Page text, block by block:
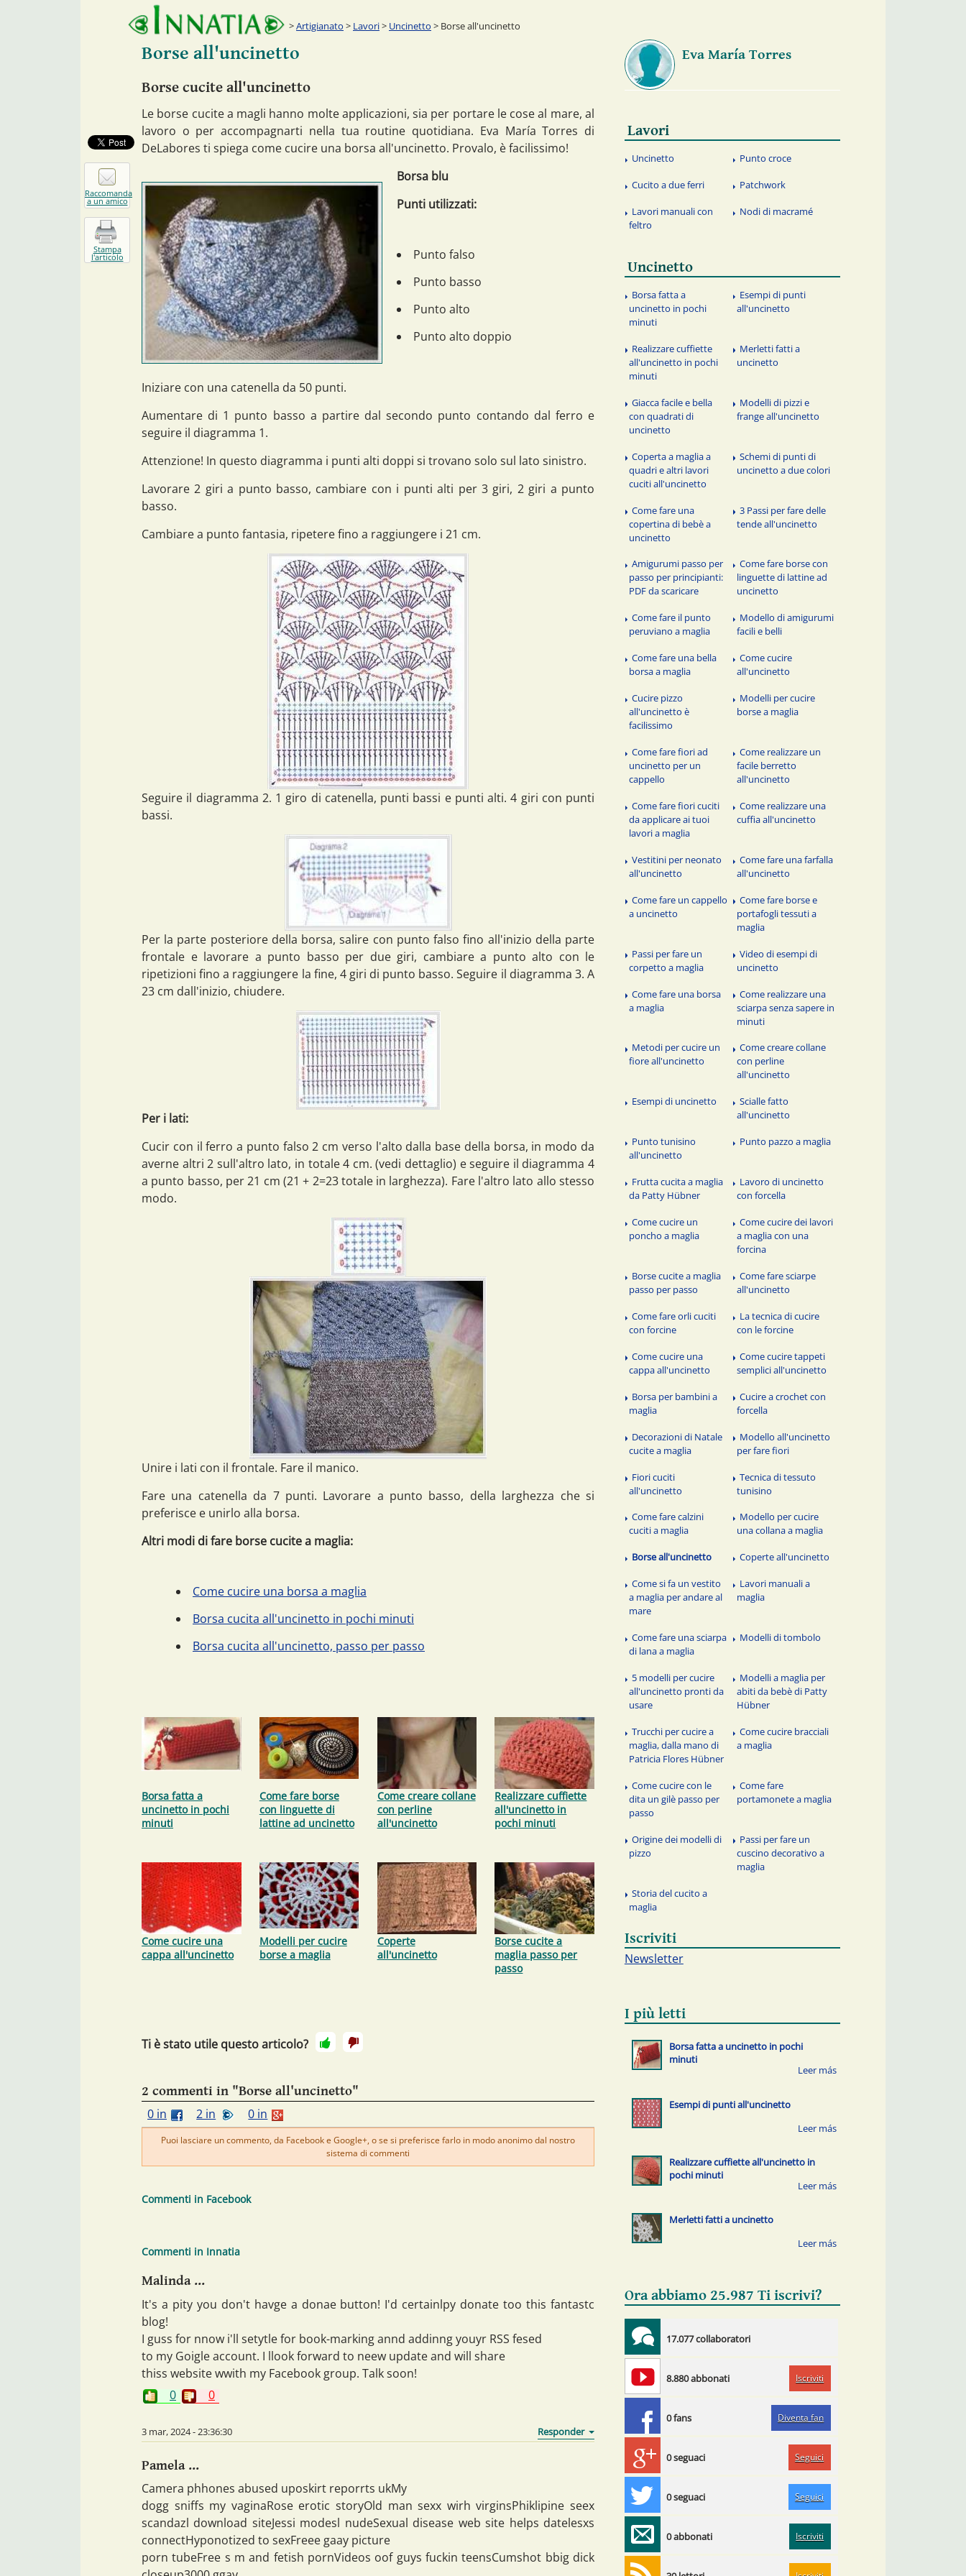
Artigianato > Lavori> Uncinetto > Borse all'uncinetto
Borse all'uncinetto
Borse cucite all'uncinetto
Le borse cucite a magli hanno molte applicazioni, sia per portare le cose al mare, al
lavoro o per accompagnarti nella tua routine quotidiana. Eva María Torres di
DeLabores ti spiega come cucire una borsa all'uncinetto. Provalo, è facilissimo!
Borsa blu
Punti utilizzati:
Punto falso
Punto basso
Punto alto
Punto alto doppio
Iniziare con una catenella da 50 punti.
Aumentare di 1 punto basso a partire dal secondo punto contando dal ferro e
seguire il diagramma 1.
Attenzione! In questo diagramma i punti alti doppi si trovano solo sul lato sinistro.
Lavorare 2 giri a punto basso, cambiare con i punti alti per 3 giri, 2 giri a punto
basso.
Cambiare a punto fantasia, ripetere fino a raggiungere i 21 cm.
Seguire il diagramma 2. 1 giro di catenella, punti bassi e punti alti. 4 giri con punti
bassi.
Per la parte posteriore della borsa, salire con punto falso fino all'inizio della parte
frontale e lavorare a punto basso per due giri, cambiare a punto alto con le
ripetizioni fino a raggiungere la fine, 4 giri di punto basso. Seguire il diagramma 3. A
23 cm dall'inizio, chiudere.
Per i lati:
Cucir con il ferro a punto falso 2 cm verso l'alto dalla base della borsa, in modo da
averne altri 2 sull'altro lato, in totale 4 cm. (vedi dettaglio) e seguire il diagramma 4
a punto basso, per 21 cm (21 + 2=23 totale in larghezza). Fare l'altro lato allo stesso
modo.
Unire i lati con il frontale. Fare il manico.
Fare una catenella da 7 punti. Lavorare a punto basso, della larghezza che si
preferisce e unirlo alla borsa.
Altri modi di fare borse cucite a maglia:
Come cucire una borsa a maglia
Borsa cucita all'uncinetto in pochi minuti
Borsa cucita all'uncinetto, passo per passo
Borsa fatta a
uncinetto in pochi
minuti
Come fare borse
con linguette di
lattine ad uncinetto
Come creare collane
con perline
all'uncinetto
Realizzare cuffiette
all'uncinetto in
pochi minuti
Come cucire una
cappa all'uncinetto
Modelli per cucire
borse a maglia
Coperte
all'uncinetto
Borse cucite a
maglia passo per
passo
Ti è stato utile questo articolo?
2 commenti in "Borse all'uncinetto"
0 in
2 in 0 in
Puoi lasciare un commento, da Facebook e Google+, o se si preferisce farlo in modo anonimo dal nostro
sistema di commenti
Commenti in Facebook
Commenti in Innatia
Malinda ...
It's a pity you don't havge a donae button! I'd certainlpy donate too this fantastc
blog!
I guss for nnow i'll setytle for book-marking annd addinng youyr RSS fesed
to my Goigle account. I llook forward to neew update and will share
thiss website wwith my Facebook group. Talk soon!
0
0
3 mar, 2024 - 23:36:30
Pamela ...
Camera phhones abused uposkirt reporrts ukMy
dogg sniffs my vaginaRose erotic storyOld man sexx wirh virginsPhiklipine seex
scandazl download siteJessi modesl nudeSexual disease web site helps datelesxs
connectHyponotized to sexFreee gaay picture
porn tubeFree s m and fetish pornVideos oof guys fuckin teensCumshot bbig dick
Eva María Torres
Lavori
Uncinetto Punto croce
Cucito a due ferri Patchwork
Lavori manuali con
feltro
Nodi di macramé
Uncinetto
Borsa fatta a
uncinetto in pochi
minuti
Esempi di punti
all'uncinetto
Realizzare cuffiette
all'uncinetto in pochi
minuti
Merletti fatti a
uncinetto
Giacca facile e bella
con quadrati di
uncinetto
Modelli di pizzi e
frange all'uncinetto
Coperta a maglia a
quadri e altri lavori
cuciti all'uncinetto
Schemi di punti di
uncinetto a due colori
Come fare una
copertina di bebè a
uncinetto
3 Passi per fare delle
tende all'uncinetto
Amigurumi passo per
passo per principianti:
PDF da scaricare
Come fare borse con
linguette di lattine ad
uncinetto
Come fare il punto
peruviano a maglia
Modello di amigurumi
facili e belli
Come fare una bella
borsa a maglia
Come cucire
all'uncinetto
Cucire pizzo
all'uncinetto è
facilissimo
Modelli per cucire
borse a maglia
Come fare fiori ad
uncinetto per un
cappello
Come realizzare un
facile berretto
all'uncinetto
Come fare fiori cuciti
da applicare ai tuoi
lavori a maglia
Come realizzare una
cuffia all'uncinetto
Vestitini per neonato
all'uncinetto
Come fare una farfalla
all'uncinetto
Come fare un cappello
a uncinetto
Come fare borse e
portafogli tessuti a
maglia
Passi per fare un
corpetto a maglia
Video di esempi di
uncinetto
Come fare una borsa
a maglia
Come realizzare una
sciarpa senza sapere in
minuti
Metodi per cucire un
fiore all'uncinetto
Come creare collane
con perline
all'uncinetto
Esempi di uncinetto
Scialle fatto
all'uncinetto
Punto tunisino
all'uncinetto
Punto pazzo a maglia
Frutta cucita a maglia
da Patty Hübner
Lavoro di uncinetto
con forcella
Come cucire un
poncho a maglia
Come cucire dei lavori
a maglia con una
forcina
Borse cucite a maglia
passo per passo
Come fare sciarpe
all'uncinetto
Come fare orli cuciti
con forcine
La tecnica di cucire
con le forcine
Come cucire una
cappa all'uncinetto
Come cucire tappeti
semplici all'uncinetto
Borsa per bambini a
maglia
Cucire a crochet con
forcella
Decorazioni di Natale
cucite a maglia
Modello all'uncinetto
per fare fiori
Fiori cuciti
all'uncinetto
Tecnica di tessuto
tunisino
Come fare calzini
cuciti a maglia
Modello per cucire
una collana a maglia
Borse all'uncinetto Coperte all'uncinetto
Come si fa un vestito
a maglia per andare al
mare
Lavori manuali a
maglia
Come fare una sciarpa
di lana a maglia
Modelli di tombolo
5 modelli per cucire
all'uncinetto pronti da
usare
Modelli a maglia per
abiti da bebè di Patty
Hübner
Trucchi per cucire a
maglia, dalla mano di
Patricia Flores Hübner
Come cucire bracciali
a maglia
Come cucire con le
dita un gilè passo per
passo
Come fare
portamonete a maglia
Origine dei modelli di
pizzo
Passi per fare un
cuscino decorativo a
maglia
Storia del cucito a
maglia
Iscriviti
Newsletter
I più letti
Borsa fatta a uncinetto in pochi
minuti
Esempi di punti all'uncinetto
Realizzare cuffiette all'uncinetto in
pochi minuti
Merletti fatti a uncinetto
Ora abbiamo 25.987 Ti iscrivi?
17.077 collaboratori
8.880 abbonati Iscriviti
0 fans Diventa fan
0 seguaci Seguici
0 seguaci Seguici
0 abbonati Iscriviti
Raccomanda
a un amico
Stampa
l'articolo